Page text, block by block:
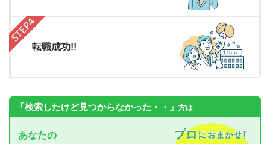
転職成功!!
「検索したけど見つからなかった・・」 方は
あなたの